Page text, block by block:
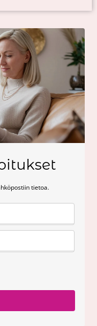
tietoa.